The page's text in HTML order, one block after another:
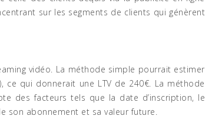
sur les segments de clients qui génèrent
vidéo. La méthode simple pourrait estimer
ce qui donnerait une LTV de 240€. La méthode
des facteurs tels que la date d’inscription, le
son abonnement et sa valeur future.